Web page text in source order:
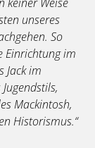
unseres
So
Einrichtung im
Jack im
Mackintosh,
Historismus.“